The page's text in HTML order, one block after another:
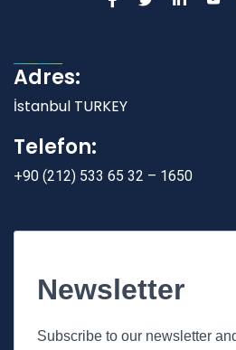
Adres:
İstanbul TURKEY
Telefon:
+90 (212) 533 65 32 – 1650
Newsletter
Subscribe to our newsletter